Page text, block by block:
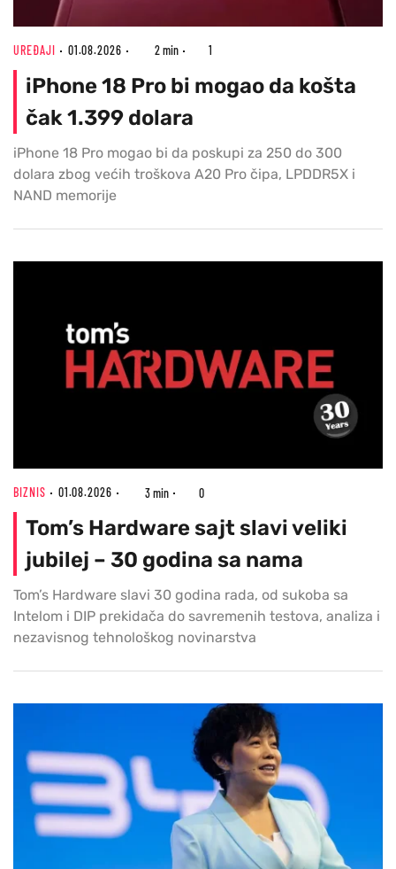
UREĐAJI 01.08.2026 2 min 1
iPhone 18 Pro bi mogao da košta
čak 1.399 dolara
iPhone 18 Pro mogao bi da poskupi za 250 do 300
dolara zbog većih troškova A20 Pro čipa, LPDDR5X i
NAND memorije
BIZNIS 01.08.2026 3 min 0
Tom’s Hardware sajt slavi veliki
jubilej – 30 godina sa nama
Tom’s Hardware slavi 30 godina rada, od sukoba sa
Intelom i DIP prekidača do savremenih testova, analiza i
nezavisnog tehnološkog novinarstva